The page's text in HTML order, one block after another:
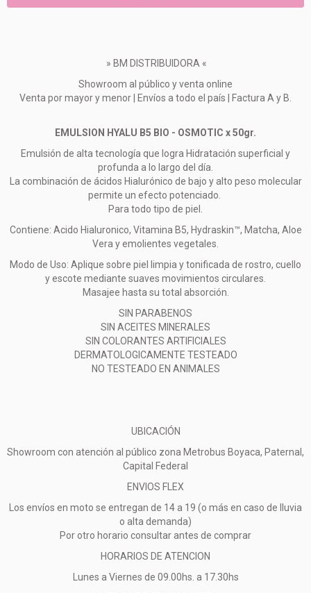
» BM DISTRIBUIDORA «
Showroom al público y venta online
Venta por mayor y menor | Envíos a todo el país | Factura A y B.
EMULSION HYALU B5 BIO - OSMOTIC x 50gr.
Emulsión de alta tecnología que logra Hidratación superficial y
profunda a lo largo del día.
La combinación de ácidos Hialurónico de bajo y alto peso molecular
permite un efecto potenciado.
Para todo tipo de piel.
Contiene: Acido Hialuronico, Vitamina B5, Hydraskin™, Matcha, Aloe
Vera y emolientes vegetales.
Modo de Uso: Aplique sobre piel limpia y tonificada de rostro, cuello
y escote mediante suaves movimientos circulares.
Masajee hasta su total absorción.
SIN PARABENOS
SIN ACEITES MINERALES
SIN COLORANTES ARTIFICIALES
DERMATOLOGICAMENTE TESTEADO
NO TESTEADO EN ANIMALES
UBICACIÓN
Showroom con atención al público zona Metrobus Boyaca, Paternal,
Capital Federal
ENVIOS FLEX
Los envíos en moto se entregan de 14 a 19 (o más en caso de lluvia
o alta demanda)
Por otro horario consultar antes de comprar
HORARIOS DE ATENCION
Lunes a Viernes de 09.00hs. a 17.30hs